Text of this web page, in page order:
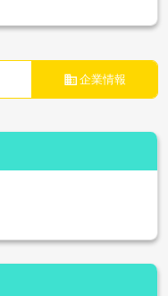
business 企業情報